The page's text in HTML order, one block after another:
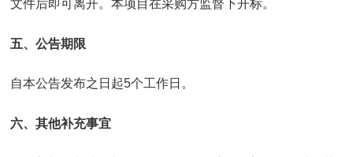
文件后即可离开。本项目在采购方监督下开标。
五、公告期限
自本公告发布之日起5个工作日。
六、其他补充事宜